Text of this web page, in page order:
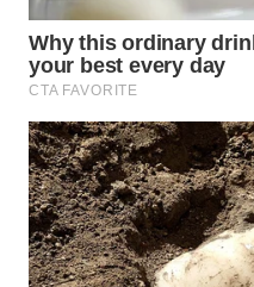
WN
TAPANULI
TENGAH
WN DELI
SERDANG
WN
TEBING